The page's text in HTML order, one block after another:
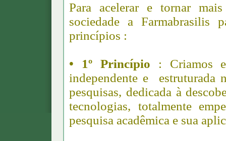
Para acelerar e tornar
sociedade a Farmabrasilis
princípios :
• 1º Princípio : Criamos e
independente e estruturada
pesquisas, dedicada à
tecnologias, totalmente
pesquisa acadêmica e sua